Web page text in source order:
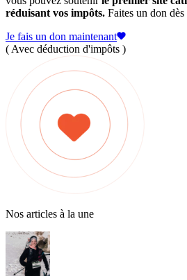
réduisant vos impôts. Faites un don
Je fais un don maintenant
( Avec déduction d'impôts )
Nos articles à la une